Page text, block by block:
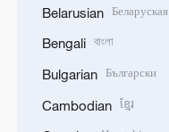
Belarusian Беларуская
Bengali বাংলা
Bulgarian Български
Cambodian ខ្មែរ